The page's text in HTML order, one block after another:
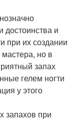
достоинства и
при их создании
но в
запах
гелем ногти
у этого
запахов при